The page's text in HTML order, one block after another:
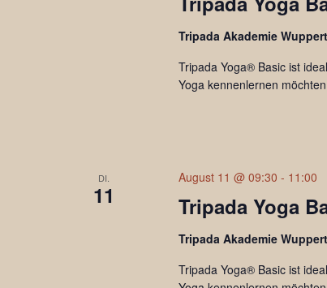
Tripada Akademie
Tripada Yoga® Basic ist
Yoga kennenlernen möchten
DI.
11 Tripada Yoga
August 11 @ 09:30 - 11:00
Tripada Akademie
Tripada Yoga® Basic ist